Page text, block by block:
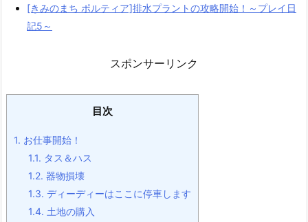
[きみのまち ポルティア]排水プラントの攻略開始！～プレイ日
記5～
スポンサーリンク
目次
1. お仕事開始！
1.1. タス＆ハス
1.2. 器物損壊
1.3. ディーディーはここに停車します
1.4. 土地の購入